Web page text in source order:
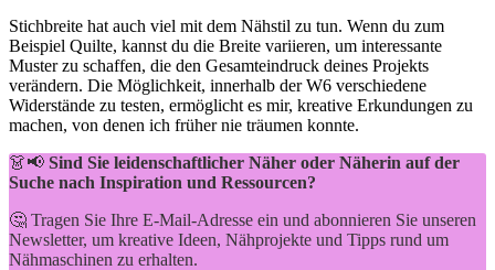
Stichbreite hat auch viel mit dem ‌Nähstil zu tun. Wenn du zum
Beispiel Quilte, kannst du die Breite variieren, um interessante
Muster zu schaffen, die den Gesamteindruck deines ‍Projekts
verändern. Die Möglichkeit, innerhalb der W6 verschiedene
Widerstände zu‍ testen, ermöglicht es mir, kreative Erkundungen⁣ zu
machen, von denen ich früher nie träumen konnte.
👗📢 Sind Sie leidenschaftlicher Näher oder Näherin auf der
Suche nach Inspiration und Ressourcen?
🤔 Tragen Sie Ihre E-Mail-Adresse ein und abonnieren Sie unseren
Newsletter, um kreative Ideen, Nähprojekte und Tipps rund um
Nähmaschinen zu erhalten.